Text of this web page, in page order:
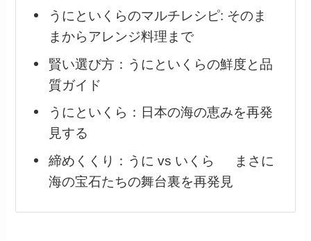
うにといくらのマルチレシピ: そのま
まからアレンジ料理まで
賢い選び方：うにといくらの鮮度と品
質ガイド
うにといくら：日本の海の恵みを再発
見する
締めくくり：うに vs いくら まさに
海の宝石たちの舞台裏を再発見